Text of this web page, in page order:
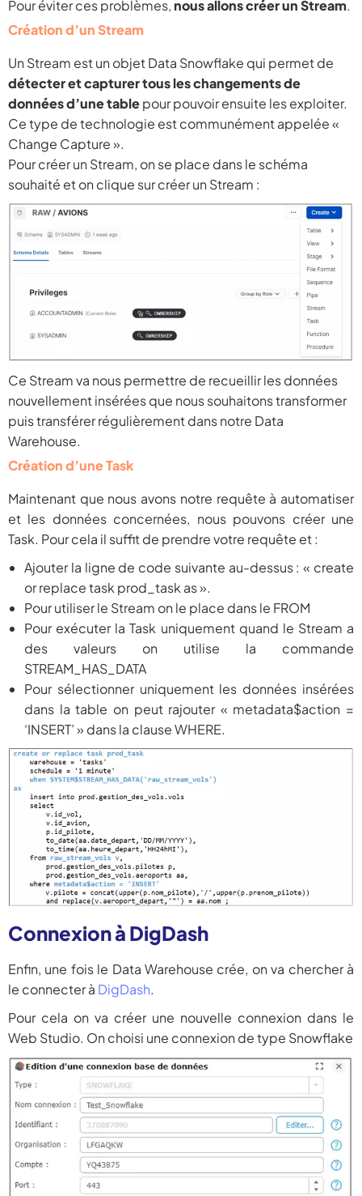
Pour éviter ces problèmes,nous allons créer un Stream.
Création d’un Stream
Un Stream est un objet Data Snowflake qui permet de
détecter et capturer tous les changements de
données d’une tablepour pouvoir ensuite les exploiter.
Ce type de technologie est communément appelée «
Change Capture ».
Pour créer un Stream, on se place dans le schéma
souhaité et on clique sur créer un Stream :
Ce Stream va nous permettre de recueillir les données
nouvellement insérées que nous souhaitons transformer
puis transférer régulièrement dans notre Data
Warehouse.
Création d’une Task
Maintenant que nous avons notre requête à automatiser
et les données concernées, nous pouvons créer une
Task. Pour cela il suffit de prendre votre requête et :
Ajouter la ligne de code suivante au-dessus : « create
or replace task prod_task as ».
Pour utiliser le Stream on le place dans le FROM
Pour exécuter la Task uniquement quand le Stream a
des valeurs on utilise la commande
STREAM_HAS_DATA
Pour sélectionner uniquement les données insérées
dans la table on peut rajouter « metadata$action =
‘INSERT’ » dans la clause WHERE.
Connexion à DigDash
Enfin, une fois le Data Warehouse crée, on va chercher à
le connecter à DigDash.
Pour cela on va créer une nouvelle connexion dans le
Web Studio. On choisi une connexion de type Snowflake